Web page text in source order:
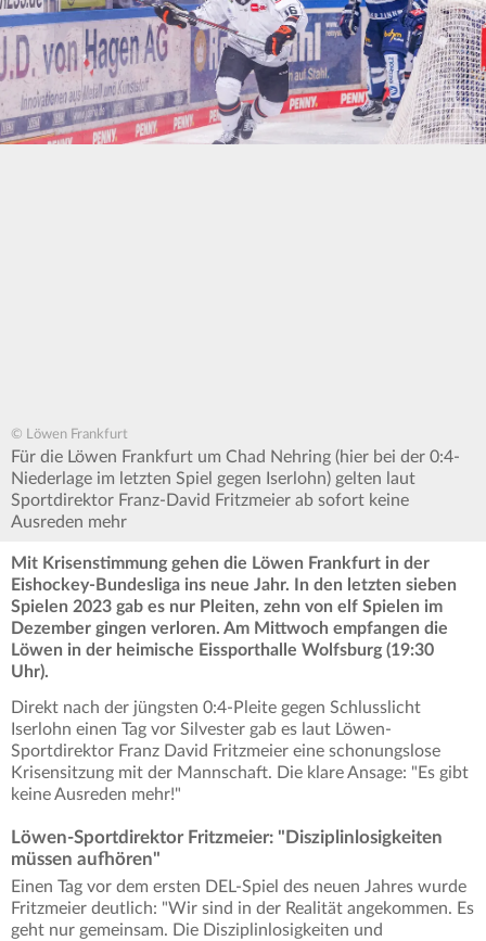
© Löwen Frankfurt
Für die Löwen Frankfurt um Chad Nehring (hier bei der 0:4-
Niederlage im letzten Spiel gegen Iserlohn) gelten laut
Sportdirektor Franz-David Fritzmeier ab sofort keine
Ausreden mehr
Mit Krisenstimmung gehen die Löwen Frankfurt in der
Eishockey-Bundesliga ins neue Jahr. In den letzten sieben
Spielen 2023 gab es nur Pleiten, zehn von elf Spielen im
Dezember gingen verloren. Am Mittwoch empfangen die
Löwen in der heimische Eissporthalle Wolfsburg (19:30
Uhr).
Direkt nach der jüngsten 0:4-Pleite gegen Schlusslicht
Iserlohn einen Tag vor Silvester gab es laut Löwen-
Sportdirektor Franz David Fritzmeier eine schonungslose
Krisensitzung mit der Mannschaft. Die klare Ansage: "Es gibt
keine Ausreden mehr!"
Löwen-Sportdirektor Fritzmeier: "Disziplinlosigkeiten
müssen aufhören"
Einen Tag vor dem ersten DEL-Spiel des neuen Jahres wurde
Fritzmeier deutlich: "Wir sind in der Realität angekommen. Es
geht nur gemeinsam. Die Disziplinlosigkeiten und